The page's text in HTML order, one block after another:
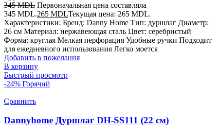
345MDL Первоначальная цена составляла
345 MDL.265 MDLТекущая цена: 265 MDL.
Характеристики: Бренд: Danny Home Тип: дуршлаг Диаметр:
26 см Материал: нержавеющая сталь Цвет: серебристый
Форма: круглая Мелкая перфорация Удобные ручки Подходит
для ежедневного использования Легко моется
Добавить в пожелания
В корзину
Быстрый просмотр
-24% Горячий
Сравнить
Dannyhome Дуршлаг DH-SS111 (22 см)